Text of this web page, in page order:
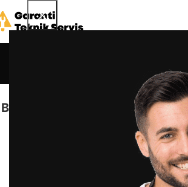
Blog
BLOG
Bosch Çamaşır Makinesi Suyu
Sıkma Yapmıyor
admin
29 Haziran 2025